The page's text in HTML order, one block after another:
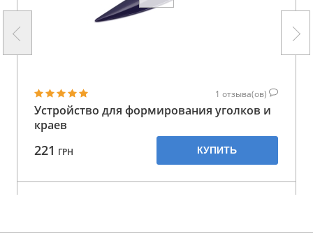
1 отзыва(ов)
Устройство для формирования уголков и
краев
221 ГРН КУПИТЬ